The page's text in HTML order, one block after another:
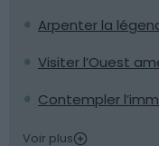
Arpenter la
Visiter l’Ouest
Contempler
Voir plus